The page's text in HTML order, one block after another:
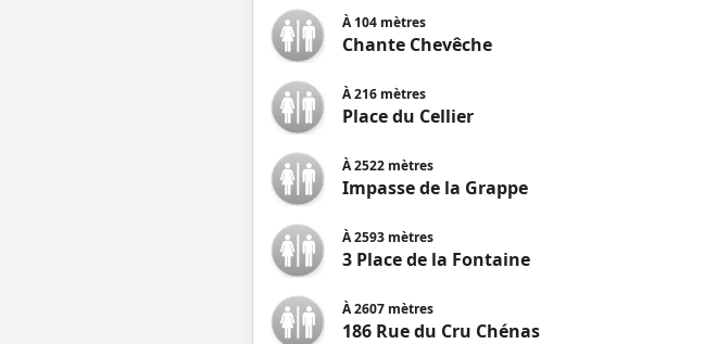
À104 mètres
Chante Chevêche
À216 mètres
Place du Cellier
À2522 mètres
Impasse de la Grappe
À2593 mètres
3 Place de la Fontaine
À2607 mètres
186 Rue du Cru Chénas